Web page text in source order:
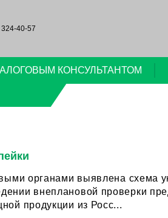
40-57
КОНСУЛЬТАНТОМ
органами выявлена схема
продукции из Росс...